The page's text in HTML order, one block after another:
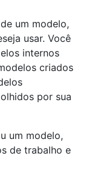
um modelo,
usar. Você
internos
criados
por sua
um modelo,
de trabalho e